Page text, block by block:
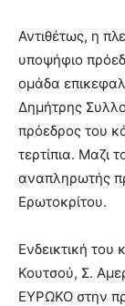
Αντιθέτως, η
υποψήφιο
ομάδα
Δημήτρης
πρόεδρος του
τερτίπια. Μαζι
αναπληρωτής
Ερωτοκρίτου.
Ενδεικτική του
Κουτσού, Σ.
ΕΥΡΩΚΟ στην